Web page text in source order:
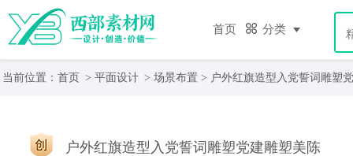
首页 分类
当前位置： 首页 > 平面设计 > 场景布置 > 户外红旗造型入党誓词雕塑
户外红旗造型入党誓词雕塑党建雕塑美陈